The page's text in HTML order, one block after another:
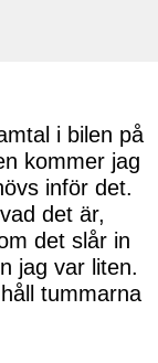
i bilen på
kommer jag
inför det.
det är,
det slår in
jag var liten.
tummarna